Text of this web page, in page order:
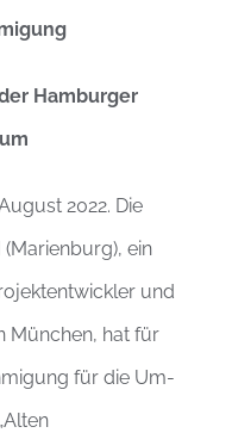
Hamburger
2022. Die
ein
und
München, hat für
für die Um-